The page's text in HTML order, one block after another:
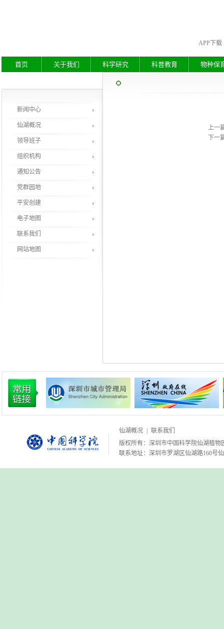
APP下载
首页 关于我们 科学研究 科普教育 物种保
上一
下一
新闻中心
仙湖概况
领导班子
组织机构
通知公告
党群园地
平安创建
电子地图
联系我们
网站地图
仙湖概况
联系我们
版权所有：深圳市中国科学院仙湖植物
联系地址：深圳市罗湖区仙湖路160号